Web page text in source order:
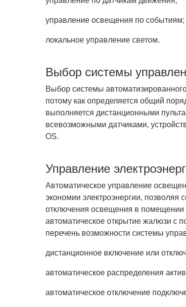
управление освещения по событиям;
локальное управление светом.
Выбор системы
Выбор системы
потому как определяется общий
выполняется дистанционными
всевозможными датчиками,
OS.
Управление
Автоматическое управление
экономии электроэнергии,
отключения освещения в помещении
автоматическое открытие жалюзи с
перечень возможности системы
дистанционное включение или
автоматическое распределения
автоматическое отключение